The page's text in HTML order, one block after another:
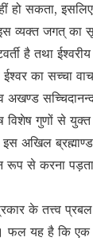
हो सकता,
व्यक्त जगत् का
है तथा
ईश्वर का सच्चा
अखण्ड
विशेष गुणों से
अखिल
रूप से करना
के तत्त्व
फल यह है कि एक